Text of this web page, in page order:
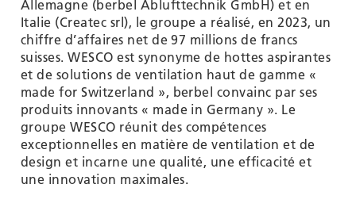
Allemagne (berbel Ablufttechnik GmbH) et en
Italie (Createc srl), le groupe a réalisé, en 2023, un
chiffre d’affaires net de 97 millions de francs
suisses. WESCO est synonyme de hottes aspirantes
et de solutions de ventilation haut de gamme «
made for Switzerland », berbel convainc par ses
produits innovants « made in Germany ». Le
groupe WESCO réunit des compétences
exceptionnelles en matière de ventilation et de
design et incarne une qualité, une efficacité et
une innovation maximales.